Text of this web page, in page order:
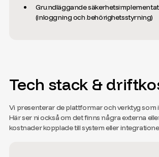
Grundläggande
(inloggning och behörighetsstyrning)
Tech stack &
Vi presenterar de plattformar och verktyg som
Här ser ni också om det finns några externa
kostnader kopplade till system eller